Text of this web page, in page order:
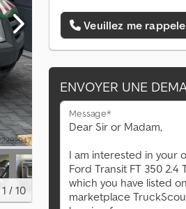
1 / 10
Veuillez me
ENVOYER UNE
Message*